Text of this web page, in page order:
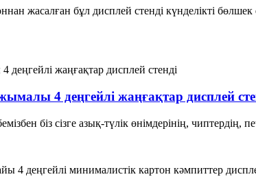
жасалған бұл дисплей стенді күнделікті бөлшек
4 деңгейлі жаңғақтар дисплей
біз сізге азық-түлік өнімдерінің,